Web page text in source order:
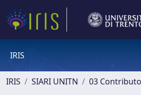
IRIS
IRIS SIARI UNITN 03